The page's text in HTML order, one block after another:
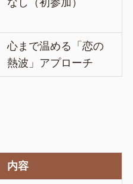
なし（初参加）
心まで温める「恋の
熱波」アプローチ
内容